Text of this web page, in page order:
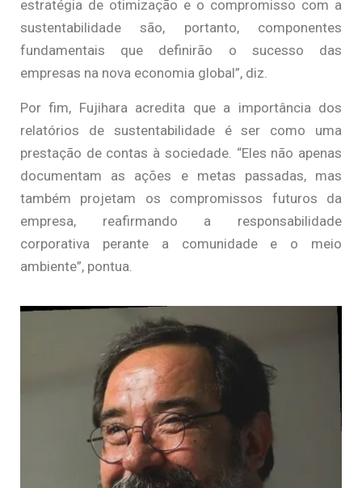
estratégia de otimização e o compromisso com a
sustentabilidade são, portanto, componentes
fundamentais que definirão o sucesso das
empresas na nova economia global”, diz.
Por fim, Fujihara acredita que a importância dos
relatórios de sustentabilidade é ser como uma
prestação de contas à sociedade. “Eles não apenas
documentam as ações e metas passadas, mas
também projetam os compromissos futuros da
empresa, reafirmando a responsabilidade
corporativa perante a comunidade e o meio
ambiente”, pontua.